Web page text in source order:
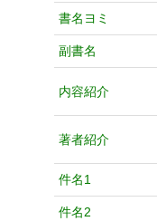
書名ヨミ
副書名
内容紹介
著者紹介
件名1
件名2